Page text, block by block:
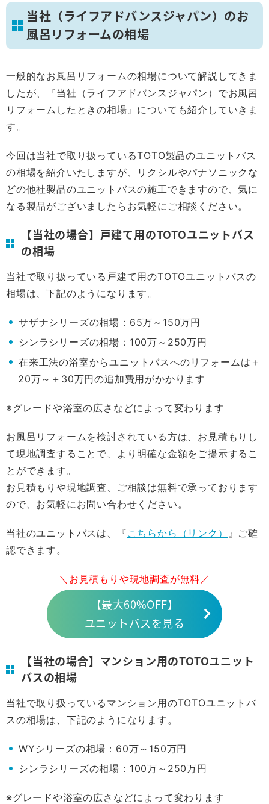
当社（ライフアドバンスジャパン）のお
風呂リフォームの相場
一般的なお風呂リフォームの相場について解説してきま
したが、『当社（ライフアドバンスジャパン）でお風呂
リフォームしたときの相場』についても紹介していきま
す。
今回は当社で取り扱っているTOTO製品のユニットバス
の相場を紹介いたしますが、リクシルやパナソニックな
どの他社製品のユニットバスの施工できますので、気に
なる製品がございましたらお気軽にご相談ください。
【当社の場合】戸建て用のTOTOユニットバス
の相場
当社で取り扱っている戸建て用のTOTOユニットバスの
相場は、下記のようになります。
サザナシリーズの相場：65万～150万円
シンラシリーズの相場：100万～250万円
在来工法の浴室からユニットバスへのリフォームは＋
20万～＋30万円の追加費用がかかります
※グレードや浴室の広さなどによって変わります
お風呂リフォームを検討されている方は、お見積もりし
て現地調査することで、より明確な金額をご提示するこ
とができます。
お見積もりや現地調査、ご相談は無料で承っております
ので、お気軽にお問い合わせください。
当社のユニットバスは、『 こちらから（リンク）
』ご確
認できます。
＼お見積もりや現地調査が無料／
【最大60%OFF】
ユニットバスを見る
【当社の場合】マンション用のTOTOユニット
バスの相場
当社で取り扱っているマンション用のTOTOユニットバ
スの相場は、下記のようになります。
WYシリーズの相場：60万～150万円
シンラシリーズの相場：100万～250万円
※グレードや浴室の広さなどによって変わります